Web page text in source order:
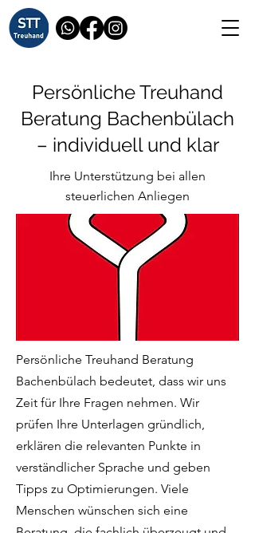
Persönliche Treuhand
Beratung Bachenbülach
– individuell und klar
Ihre Unterstützung bei allen
steuerlichen Anliegen
Persönliche Treuhand Beratung
Bachenbülach bedeutet, dass wir uns
Zeit für Ihre Fragen nehmen. Wir
prüfen Ihre Unterlagen gründlich,
erklären die relevanten Punkte in
verständlicher Sprache und geben
Tipps zu Optimierungen. Viele
Menschen wünschen sich eine